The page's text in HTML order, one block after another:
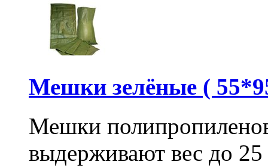
Мешки зелёные (
Мешки
выдерживают вес до